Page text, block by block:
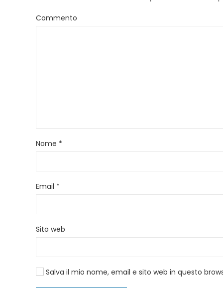
Commento
Nome *
Email *
Sito web
Salva il mio nome, email e sito web in questo